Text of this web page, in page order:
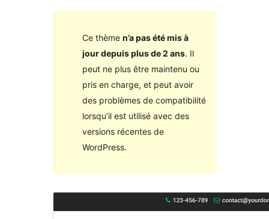
Ce thème n’a pas été mis à
jour depuis plus de 2 ans. Il
peut ne plus être maintenu ou
pris en charge, et peut avoir
des problèmes de compatibilité
lorsqu’il est utilisé avec des
versions récentes de
WordPress.